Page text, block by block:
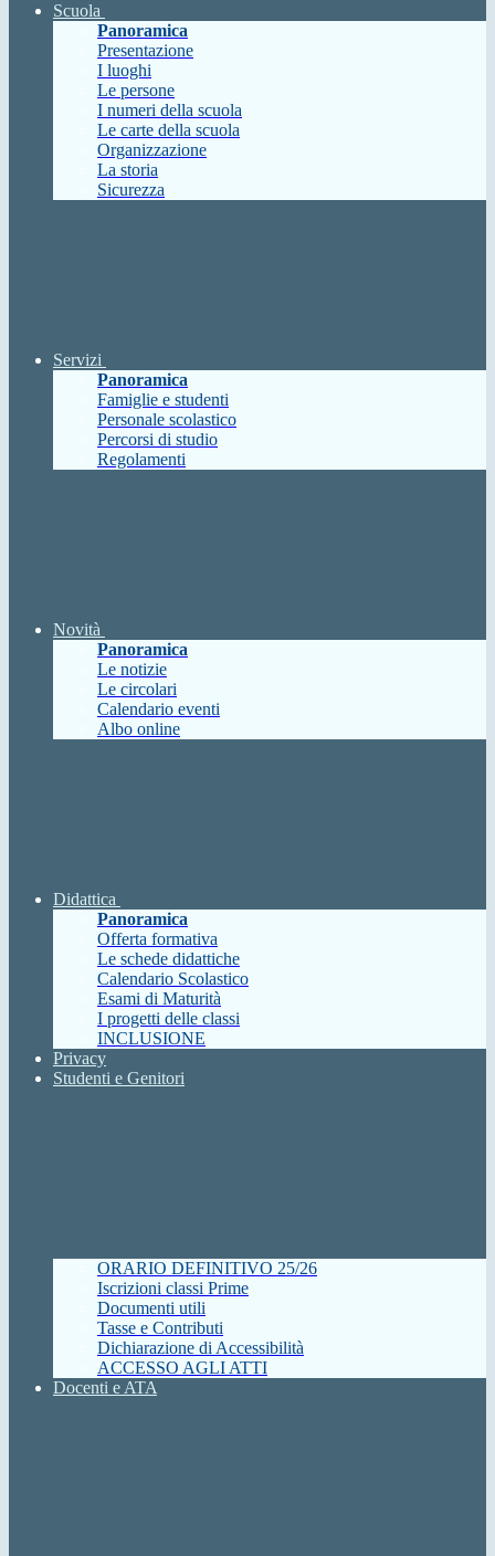
Scuola
Panoramica
Presentazione
I luoghi
Le persone
I numeri della scuola
Le carte della scuola
Organizzazione
La storia
Sicurezza
Servizi
Panoramica
Famiglie e studenti
Personale scolastico
Percorsi di studio
Regolamenti
Novità
Panoramica
Le notizie
Le circolari
Calendario eventi
Albo online
Didattica
Panoramica
Offerta formativa
Le schede didattiche
Calendario Scolastico
Esami di Maturità
I progetti delle classi
INCLUSIONE
Privacy
Studenti e Genitori
ORARIO DEFINITIVO 25/26
Iscrizioni classi Prime
Documenti utili
Tasse e Contributi
Dichiarazione di Accessibilità
ACCESSO AGLI ATTI
Docenti e ATA